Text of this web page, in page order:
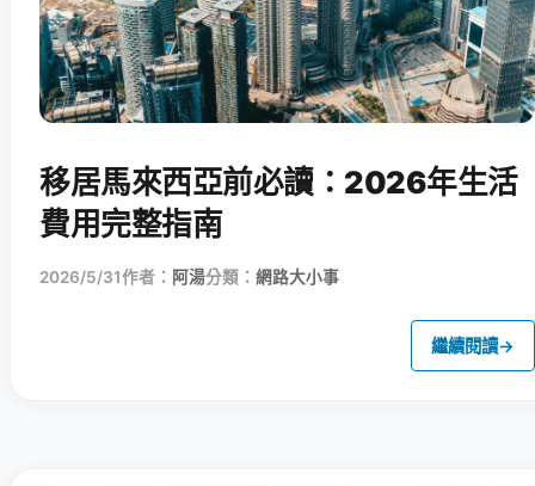
移居馬來西亞前必讀：2026年生活
費用完整指南
2026/5/31作者： 阿湯分類： 網路大小事
繼續閱讀→